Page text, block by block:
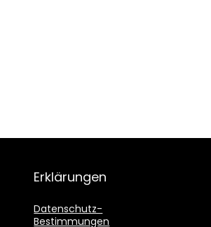
Erklärungen
Datenschutz-
Bestimmungen